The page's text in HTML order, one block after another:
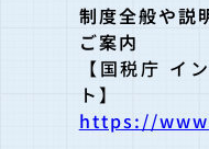
制度全般や説
ご案内
【国税庁 イ
ト】
https://